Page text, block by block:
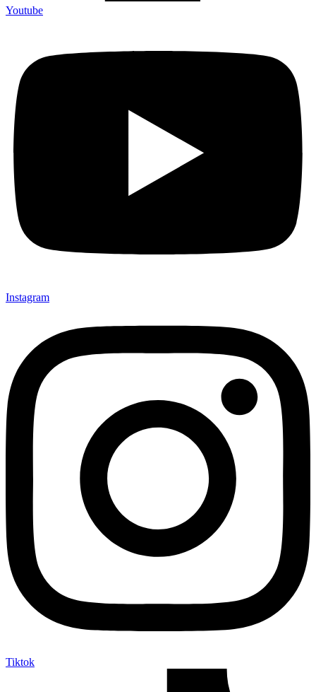
Youtube
Instagram
Tiktok